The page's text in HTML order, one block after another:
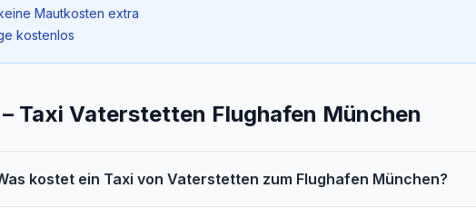
Mautkosten extra
kostenlos
Taxi Vaterstetten Flughafen München
kostet ein Taxi von Vaterstetten zum Flughafen München?